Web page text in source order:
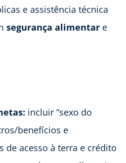
e assistência técnica
segurança alimentar e
incluir “sexo do
benefícios e
de acesso à terra e crédito